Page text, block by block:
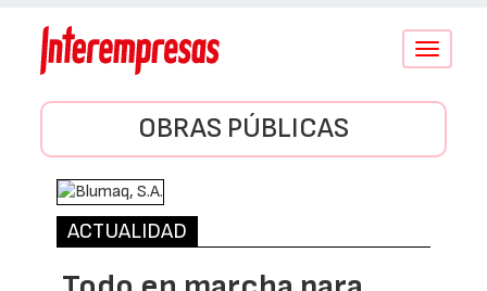
Conmutar
OBRAS PÚBLICAS
ACTUALIDAD